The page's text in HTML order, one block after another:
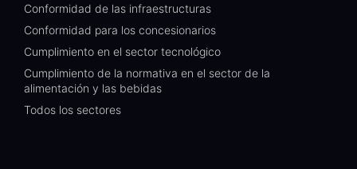
Conformidad de las infraestructuras
Conformidad para los concesionarios
Cumplimiento en el sector tecnológico
Cumplimiento de la normativa en el sector de la
alimentación y las bebidas
Todos los sectores